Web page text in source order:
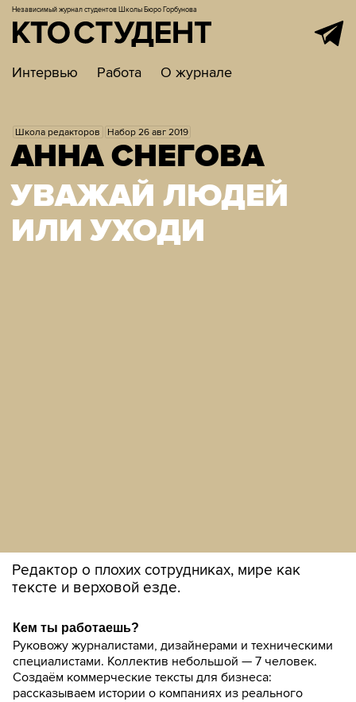
Независимый журнал студентов Школы Бюро Горбунова
Интервью Работа О журнале
Школа редакторов Набор 26 авг 2019
АННА СНЕГОВА
УВАЖАЙ ЛЮДЕЙ
ИЛИ УХОДИ
Редактор о плохих сотрудниках, мире как
тексте и верховой езде.
Кем ты работаешь?
Руковожу журналистами, дизайнерами и техническими
специалистами. Коллектив небольшой — 7 человек.
Создаём коммерческие тексты для бизнеса:
рассказываем истории о компаниях из реального